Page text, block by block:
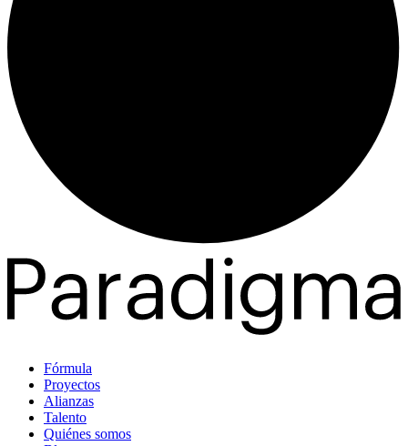
Fórmula
Proyectos
Alianzas
Talento
Quiénes somos